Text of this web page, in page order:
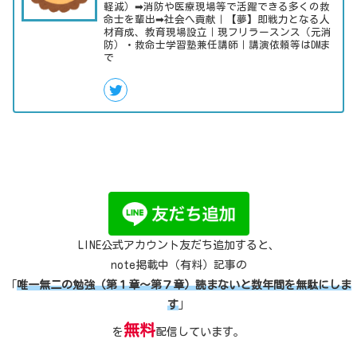
軽減）➡消防や医療現場等で活躍できる多くの救
命士を輩出➡社会へ貢献｜【夢】即戦力となる人
材育成、教育現場設立｜現フリラースンス（元消
防）・救命士学習塾兼任講師｜講演依頼等はDMま
で
LINE公式アカウント友だち追加すると、
note掲載中（有料）記事の
唯一無二の勉強（第１章～第７章）読まないと数年間を無駄にしま
す
を無料配信しています。